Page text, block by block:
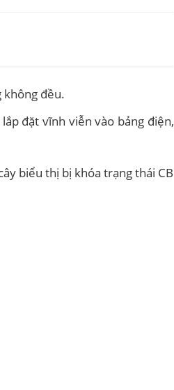
không đều.
đặt vĩnh viễn vào bảng điện,
biểu thị bị khóa trạng thái CB